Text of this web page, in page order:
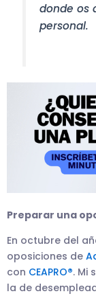
donde os
personal.
Preparar una
En octubre del
oposiciones de
con CEAPRO®. Mi
la de